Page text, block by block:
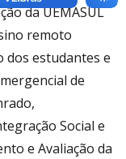
da UEMASUL
remoto
dos estudantes e
de
Social e
e Avaliação da